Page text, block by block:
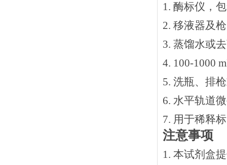
1. 酶标仪，
2. 移液器及
3. 蒸馏水或
4. 100-1000
5. 洗瓶、排
6. 水平轨道
7. 用于稀释
注意事项
1. 本试剂盒